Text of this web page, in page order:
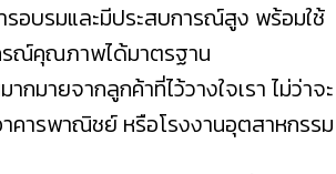
อบรมและมีประสบการณ์สูง พร้อมใช้
ณ์คุณภาพได้มาตรฐาน
กมายจากลูกค้าที่ไว้วางใจเรา ไม่ว่าจะ
คารพาณิชย์ หรือโรงงานอุตสาหกรรม